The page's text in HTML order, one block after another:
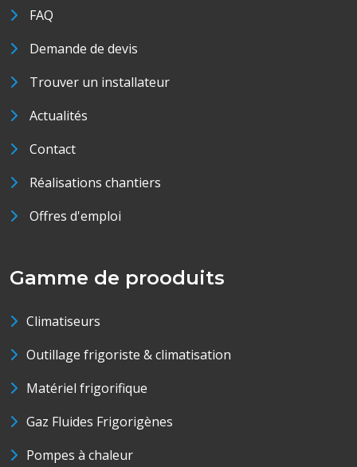
FAQ
Demande de devis
Trouver un installateur
Actualités
Contact
Réalisations chantiers
Offres d'emploi
Gamme de prooduits
Climatiseurs
Outillage frigoriste & climatisation
Matériel frigorifique
Gaz Fluides Frigorigènes
Pompes à chaleur